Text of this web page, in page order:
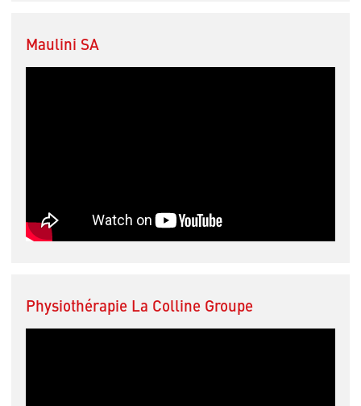
Maulini SA
Physiothérapie La Colline Groupe